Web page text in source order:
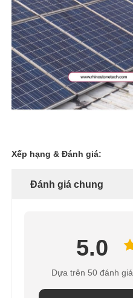
Xếp hạng & Đánh giá:
Đánh giá chung
5.0
Dựa trên 50 đánh